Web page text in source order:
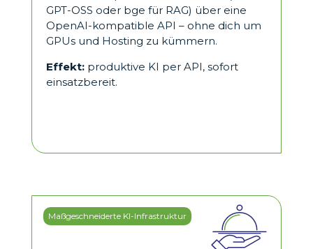
GPT-OSS oder bge für RAG) über eine
OpenAI-kompatible API – ohne dich um
GPUs und Hosting zu kümmern.
Effekt:produktive KI per API, sofort
einsatzbereit.
Maßgeschneiderte KI-Infrastruktur